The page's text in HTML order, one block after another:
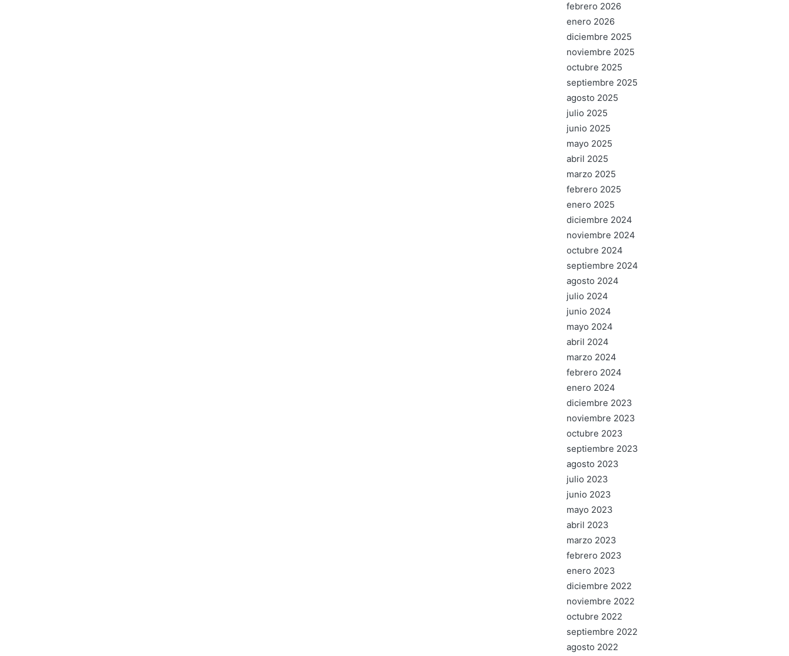
febrero 2026
enero 2026
diciembre 2025
noviembre 2025
octubre 2025
septiembre 2025
agosto 2025
julio 2025
junio 2025
mayo 2025
abril 2025
marzo 2025
febrero 2025
enero 2025
diciembre 2024
noviembre 2024
octubre 2024
septiembre 2024
agosto 2024
julio 2024
junio 2024
mayo 2024
abril 2024
marzo 2024
febrero 2024
enero 2024
diciembre 2023
noviembre 2023
octubre 2023
septiembre 2023
agosto 2023
julio 2023
junio 2023
mayo 2023
abril 2023
marzo 2023
febrero 2023
enero 2023
diciembre 2022
noviembre 2022
octubre 2022
septiembre 2022
agosto 2022